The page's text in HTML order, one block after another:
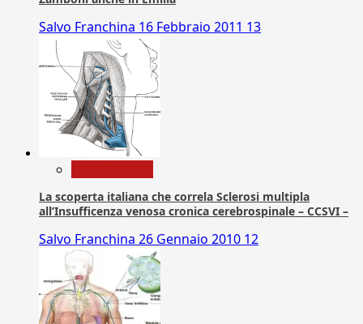
Salvo Franchina 16 Febbraio 2011 13
La scoperta italiana che correla Sclerosi multipla
all’Insufficenza venosa cronica cerebrospinale – CCSVI –
Salvo Franchina 26 Gennaio 2010 12